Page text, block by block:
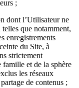
;
dont l’Utilisateur ne
que notamment,
enregistrements
du Site, à
strictement
famille et de la sphère
les réseaux
de contenus ;